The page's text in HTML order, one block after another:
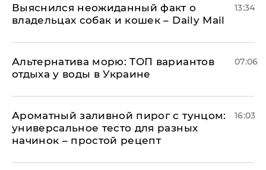
Выяснился неожиданный факт о
владельцах собак и кошек – Daily Mail
13:34
Альтернатива морю: ТОП вариантов
отдыха у воды в Украине
07:06
Ароматный заливной пирог с тунцом:
универсальное тесто для разных
начинок – простой рецепт
16:03